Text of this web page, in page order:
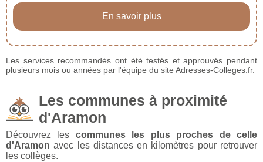
En savoir plus
Les services recommandés ont été testés et approuvés pendant
plusieurs mois ou années par l'équipe du site Adresses-Colleges.fr.
Les communes à proximité
d'Aramon
Découvrez les communes les plus proches de celle
d'Aramon avec les distances en kilomètres pour retrouver
les collèges.